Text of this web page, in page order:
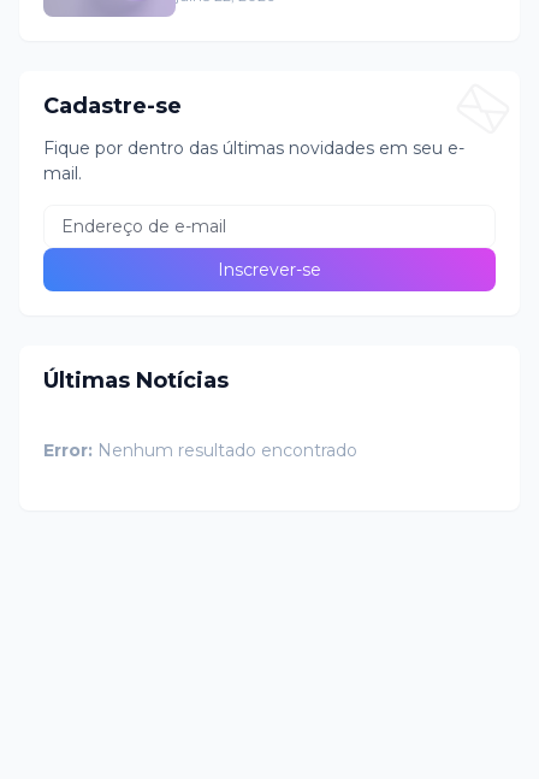
Cadastre-se
Fique por dentro das últimas novidades em seu e-
mail.
Últimas Notícias
Error: Nenhum resultado encontrado